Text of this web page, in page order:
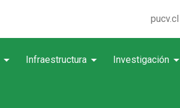
pucv.cl
arrow_drop_down Infraestructura arrow_drop_down Investigación arrow_drop_down